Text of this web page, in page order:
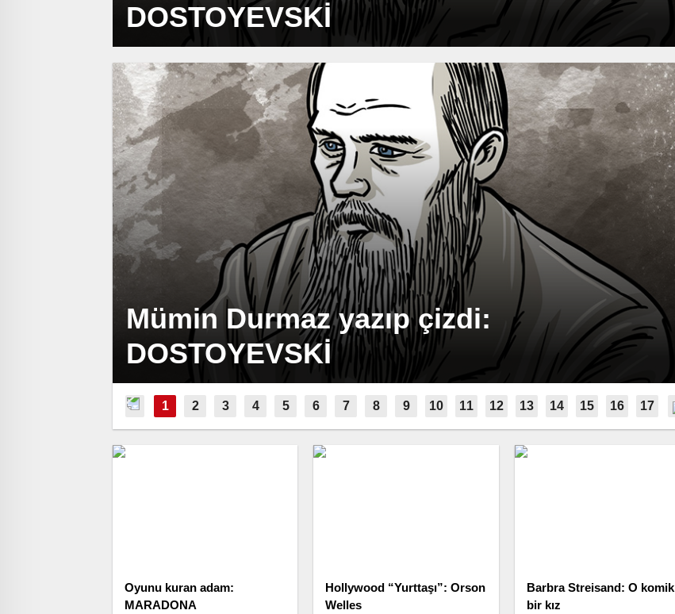
DOSTOYEVSKİ
Mümin Durmaz yazıp çizdi:
DOSTOYEVSKİ
Oyunu kuran adam:
MARADONA
Hollywood “Yurttaşı”: Orson
Welles
Barbra Streisand: O komik
bir kız